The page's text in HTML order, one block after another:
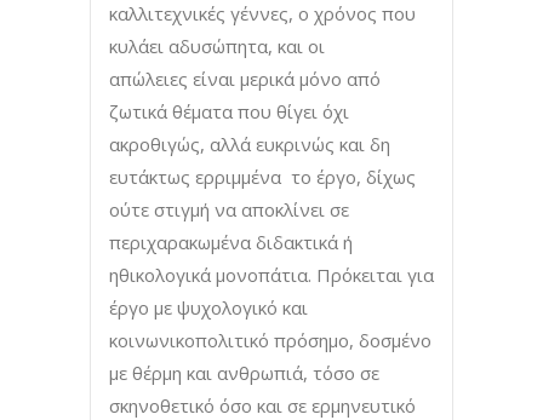
καλλιτεχνικές γέννες, ο χρόνος που
κυλάει αδυσώπητα, και οι
απώλειες είναι μερικά μόνο από
ζωτικά θέματα που θίγει όχι
ακροθιγώς, αλλά ευκρινώς και δη
ευτάκτως ερριμμένα το έργο, δίχως
ούτε στιγμή να αποκλίνει σε
περιχαρακωμένα διδακτικά ή
ηθικολογικά μονοπάτια. Πρόκειται για
έργο με ψυχολογικό και
κοινωνικοπολιτικό πρόσημο, δοσμένο
με θέρμη και ανθρωπιά, τόσο σε
σκηνοθετικό όσο και σε ερμηνευτικό